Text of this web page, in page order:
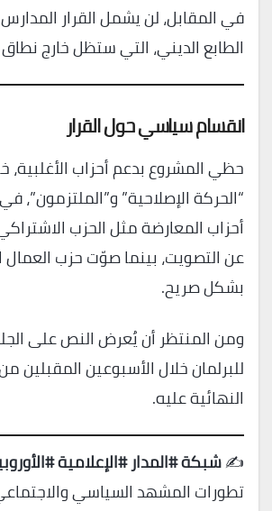
في المقابل، لن يشمل القرار
الطابع الديني، التي ستظل خارج نطاق
انقسام سياسي حول القرار
حظي المشروع بدعم أحزاب الأغلبية،
“الحركة الإصلاحية” و”الملتزمون”،
أحزاب المعارضة مثل الحزب
عن التصويت، بينما صوّت حزب
بشكل صريح.
ومن المنتظر أن يُعرض النص على
للبرلمان خلال الأسبوعين المقبلين
النهائية عليه.
✍️شبكة #المدار #الإعلامية
تطورات المشهد السياسي